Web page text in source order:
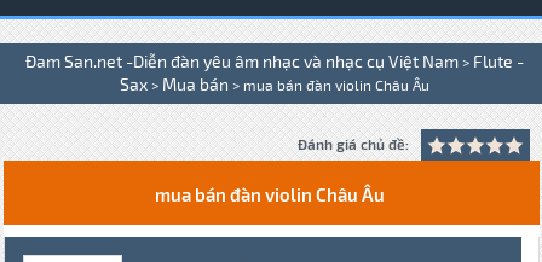
Đam San.net -Diễn đàn yêu âm nhạc và nhạc cụ Việt Nam > Flute -
Sax > Mua bán > mua bán đàn violin Châu Âu
Đánh giá chủ đề:
mua bán đàn violin Châu Âu